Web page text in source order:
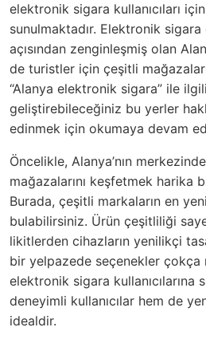
elektronik sigara kullanıcıları
sunulmaktadır. Elektronik
açısından zenginleşmiş olan
de turistler için çeşitli
“Alanya elektronik sigara” ile
geliştirebileceğiniz bu yerler
edinmek için okumaya devam
Öncelikle, Alanya’nın
mağazalarını keşfetmek harika
Burada, çeşitli markaların en
bulabilirsiniz. Ürün çeşitliliği
likitlerden cihazların yenilikçi
bir yelpazede seçenekler çokça
elektronik sigara kullanıcılarına
deneyimli kullanıcılar hem de
idealdir.